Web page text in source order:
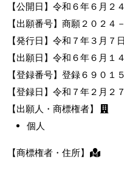
【公開日】令和６年６月２
【出願番号】商願２０２４
【発行日】令和７年３月７
【出願日】令和６年６月１
【登録番号】登録６９０１
【登録日】令和７年２月２
【出願人・商標権者】
個人
【商標権者・住所】